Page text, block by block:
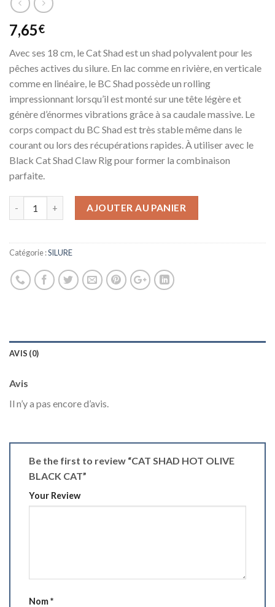
7,65€
Avec ses 18 cm, le Cat Shad est un shad polyvalent pour les
pêches actives du silure. En lac comme en rivière, en verticale
comme en linéaire, le BC Shad possède un rolling
impressionnant lorsqu’il est monté sur une tête légère et
génère d’énormes vibrations grâce à sa caudale massive. Le
corps compact du BC Shad est très stable même dans le
courant ou lors des récupérations rapides. À utiliser avec le
Black Cat Shad Claw Rig pour former la combinaison
parfaite.
AJOUTER AU PANIER
Catégorie :SILURE
AVIS (0)
Avis
Il n’y a pas encore d’avis.
Be the first to review “CAT SHAD HOT OLIVE
BLACK CAT”
Your Review
Nom*